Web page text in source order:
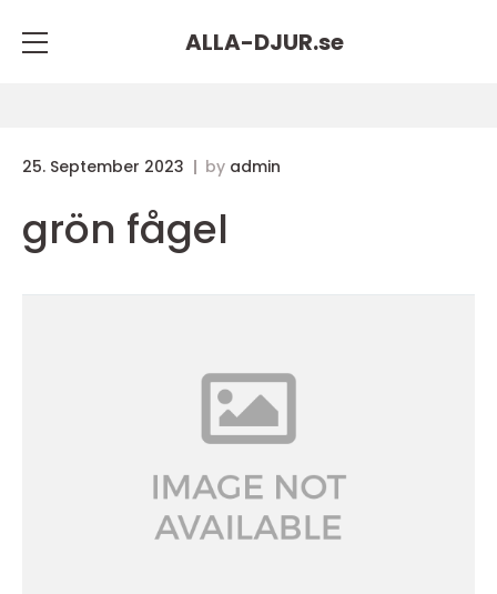
ALLA-DJUR.se
25. September 2023 by admin
grön fågel